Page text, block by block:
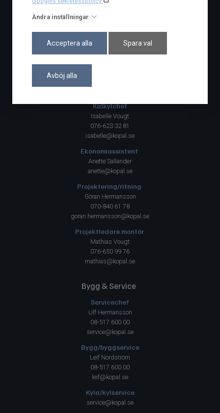
Ändra inställningar
Acceptera alla Spara val
Avböj alla
Facebook
Projektledning
Kalkylchef
Isabelle Vougt
076-623 32 81
isabelle@kopal.se
Ekonomiassistent
Anette Sallander
anette@kopal.se
Projektering/ritning
Göran Hermansson
070-840 61 78
goran.hermansson@kopal.se
Projektledare montör
Mathias Vougt
076-650 99 76
mathias@kopal.se
Bygg & Service
Servicechef
Ulf Hermansson
08-517 600 00
service@kopal.se
Bygg/byggservice
Leif Nordström
08-517 600 00
leif@kopal.se
Kyla/kylservice
service@kopal.se